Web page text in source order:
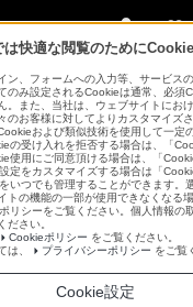
商品概要 商品情報
ービス
ズモデルは、い
の保証を実施し
快適な閲覧のために
ン、フォームへの入力等、サービス
のみ設定されるCookieは通常、必須
。また、当社は、ウェブサイトにお
のお客様に対してよりカスタマイズ
および類似技術を使用して一定
の受け入れを拒否する場合は、「
使用にご同意頂ける場合は、「
定をカスタマイズする場合は「
いつでも管理することができます。
トの機能の一部が使用できなくなる
リシーをご覧ください。個人情報の
ださい。
Cookieポリシー をご覧ください。
は、
プライバシーポリシー をご覧
Cookie設定